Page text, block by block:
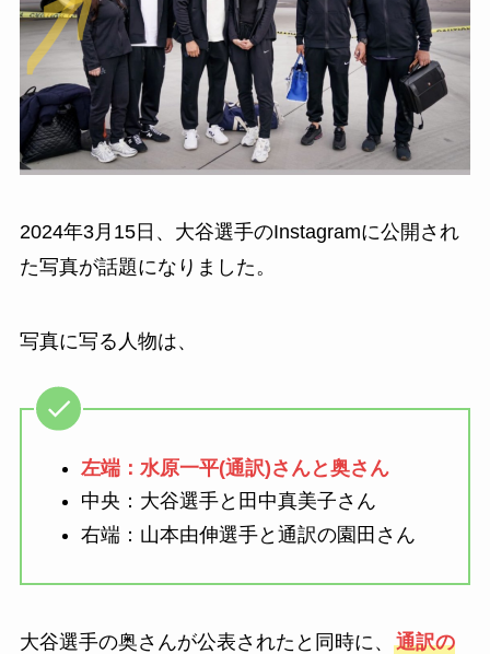
2024年3月15日、大谷選手のInstagramに公開され
た写真が話題になりました。
写真に写る人物は、
左端：水原一平(通訳)さんと奥さん
中央：大谷選手と田中真美子さん
右端：山本由伸選手と通訳の園田さん
大谷選手の奥さんが公表されたと同時に、 通訳の